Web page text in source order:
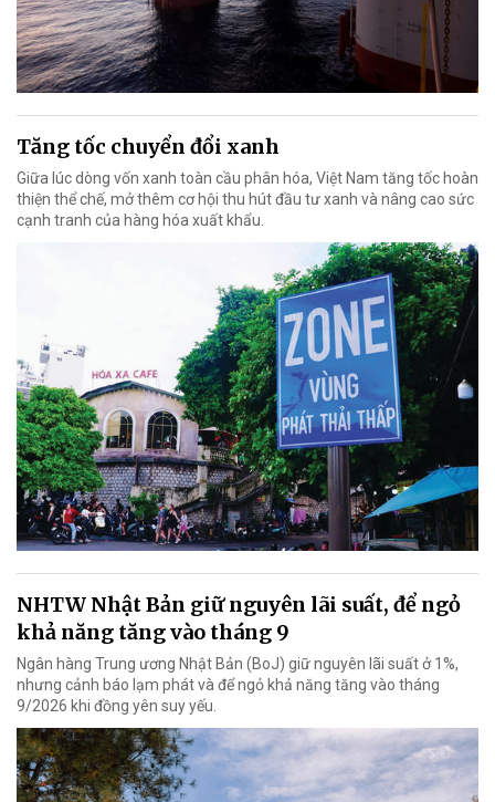
Tăng tốc chuyển đổi xanh
Giữa lúc dòng vốn xanh toàn cầu phân hóa, Việt Nam tăng tốc hoàn
thiện thể chế, mở thêm cơ hội thu hút đầu tư xanh và nâng cao sức
cạnh tranh của hàng hóa xuất khẩu.
NHTW Nhật Bản giữ nguyên lãi suất, để ngỏ
khả năng tăng vào tháng 9
Ngân hàng Trung ương Nhật Bản (BoJ) giữ nguyên lãi suất ở 1%,
nhưng cảnh báo lạm phát và để ngỏ khả năng tăng vào tháng
9/2026 khi đồng yên suy yếu.